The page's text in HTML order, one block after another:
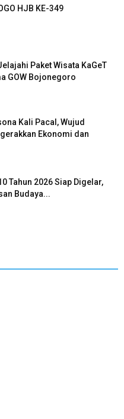
HJB KE-349
Paket Wisata KaGeT
GOW Bojonegoro
Kali Pacal, Wujud
Ekonomi dan
Tahun 2026 Siap Digelar,
Budaya...